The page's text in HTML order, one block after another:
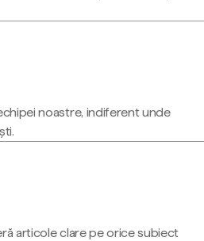
noastre, indiferent unde
articole clare pe orice subiect